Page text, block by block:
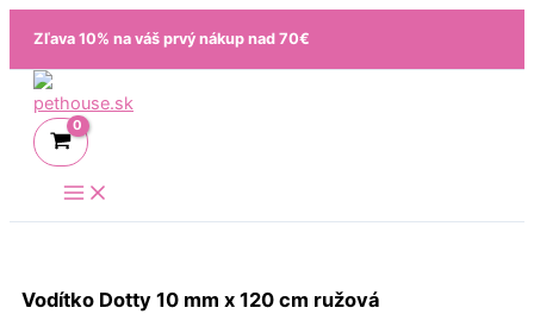
Preskočiť
obsah
Zľava 10% na váš prvý nákup nad 70€
Vodítko Dotty 10 mm x 120 cm ružová